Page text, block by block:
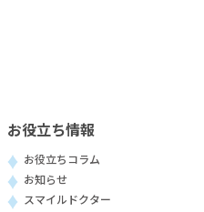
お役立ち情報
お役立ちコラム
お知らせ
スマイルドクター